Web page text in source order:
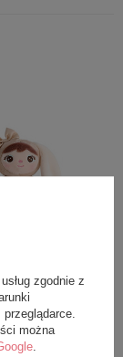
Metoo Beżowa
Kokardką
zł
zgodnie z
można